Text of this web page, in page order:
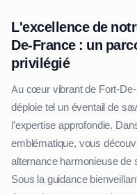
L'excellence de
De-France : un
privilégié
Au cœur vibrant de Fort-
déploie tel un éventail de
l’expertise approfondie.
emblématique, vous
alternance harmonieuse de
Sous la guidance